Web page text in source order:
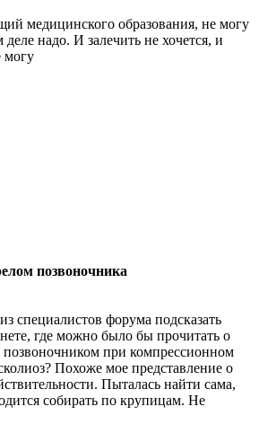
медицинского образования, не могу
надо. И залечить не хочется, и
могу
позвоночника
специалистов форума подсказать
где можно было бы прочитать о
позвоночником при компрессионном
Похоже мое представление о
Пыталась найти сама,
собирать по крупицам. Не